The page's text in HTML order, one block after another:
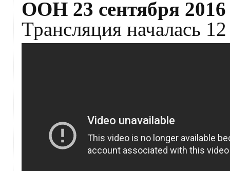
ООН 23 сентября 2016
Трансляция началась